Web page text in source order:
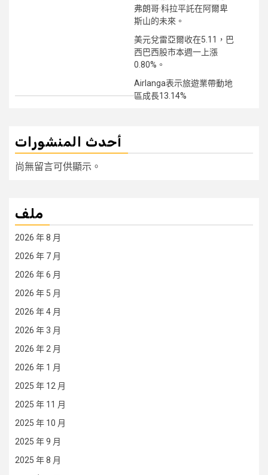
弗朗哥·科拉平託在阿爾卑
斯山的未來。
美元兌雷亞爾收在5.11，巴
西巴西股市本週一上漲
0.80%。
Airlanga表示旅遊業帶動地
區成長13.14%
أحدث المنشورات
尚無留言可供顯示。
ملف
2026 年 8 月
2026 年 7 月
2026 年 6 月
2026 年 5 月
2026 年 4 月
2026 年 3 月
2026 年 2 月
2026 年 1 月
2025 年 12 月
2025 年 11 月
2025 年 10 月
2025 年 9 月
2025 年 8 月